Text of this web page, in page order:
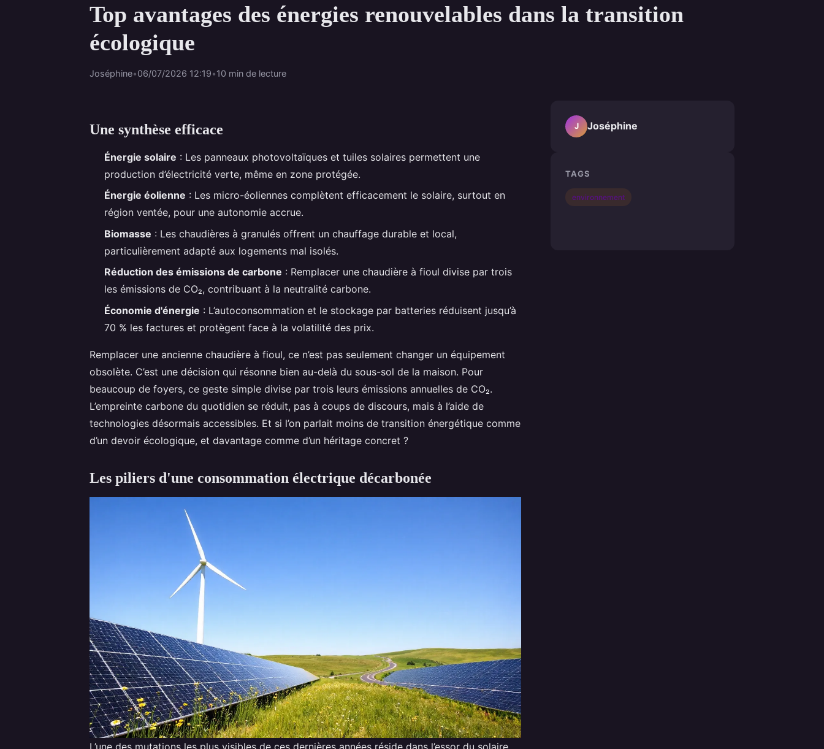
Top avantages des énergies renouvelables dans la transition
écologique
Joséphine•06/07/2026 12:19•10 min de lecture
Une synthèse efficace
Énergie solaire : Les panneaux photovoltaïques et tuiles solaires permettent une
production d’électricité verte, même en zone protégée.
Énergie éolienne : Les micro-éoliennes complètent efficacement le solaire, surtout en
région ventée, pour une autonomie accrue.
Biomasse : Les chaudières à granulés offrent un chauffage durable et local,
particulièrement adapté aux logements mal isolés.
Réduction des émissions de carbone : Remplacer une chaudière à fioul divise par trois
les émissions de CO₂, contribuant à la neutralité carbone.
Économie d'énergie : L’autoconsommation et le stockage par batteries réduisent jusqu’à
70 % les factures et protègent face à la volatilité des prix.
Remplacer une ancienne chaudière à fioul, ce n’est pas seulement changer un équipement
obsolète. C’est une décision qui résonne bien au-delà du sous-sol de la maison. Pour
beaucoup de foyers, ce geste simple divise par trois leurs émissions annuelles de CO₂.
L’empreinte carbone du quotidien se réduit, pas à coups de discours, mais à l’aide de
technologies désormais accessibles. Et si l’on parlait moins de transition énergétique comme
d’un devoir écologique, et davantage comme d’un héritage concret ?
Les piliers d'une consommation électrique décarbonée
J Joséphine
TAGS
environnement